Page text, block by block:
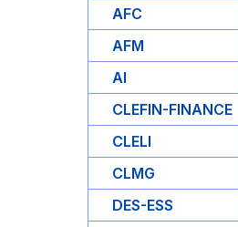
AFC
AFM
AI
CLEFIN-FINANCE
CLELI
CLMG
DES-ESS